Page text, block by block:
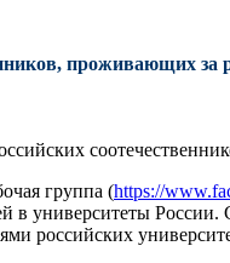
проживающих за
группа (https://
в университеты
российских